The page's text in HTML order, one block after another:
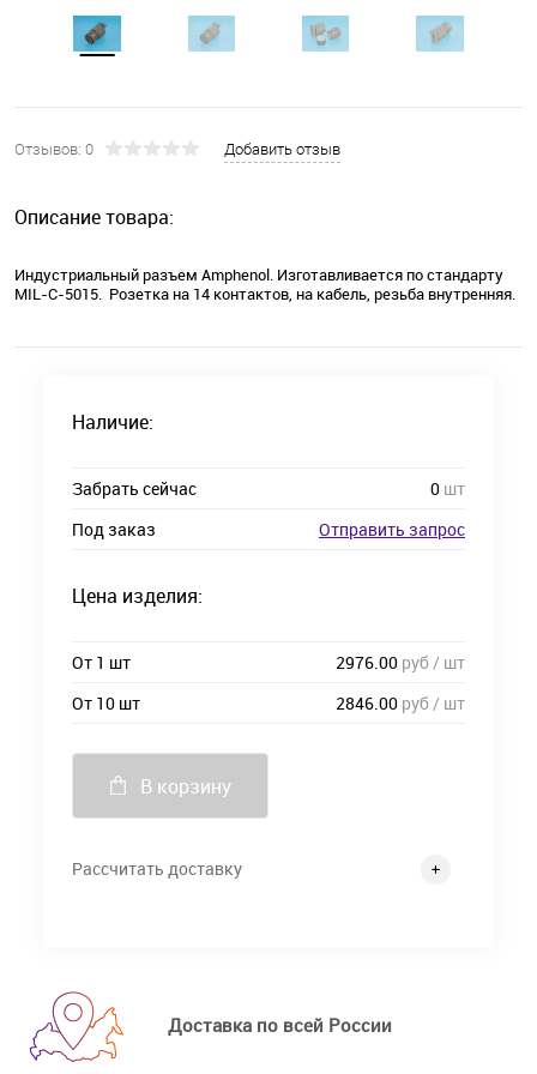
Отзывов: 0 Добавить отзыв
Описание товара:
Индустриальный разъем Amphenol. Изготавливается по стандарту
MIL-C-5015. Розетка на 14 контактов, на кабель, резьба внутренняя.
Наличие:
Забрать сейчас 0 шт
Под заказ
Отправить запрос
Цена изделия:
От 1 шт 2976.00 руб / шт
От 10 шт
2846.00 руб / шт
В корзину
Рассчитать доставку
Доставка по всей России